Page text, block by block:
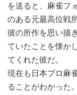
を送ると、麻雀フ
のある元最高位戦
彼の所作を思い描
ていたことを懐か
てくれた彼だ。
現在も日本プロ麻
ることがわかった。